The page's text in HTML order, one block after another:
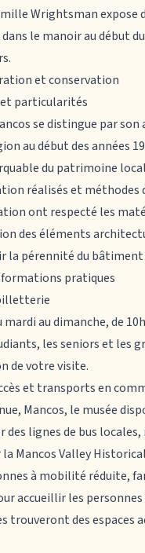
Wrightsman
le manoir au début
et conservation
particularités
se distingue par
au début des années
du patrimoine
réalisés et méthodes
ont respecté les
des éléments
la pérennité du
pratiques
au dimanche, de
les seniors et les
de votre visite.
et transports en
Mancos, le musée
lignes de bus
Mancos Valley
à mobilité réduite,
accueillir les
trouveront des espaces